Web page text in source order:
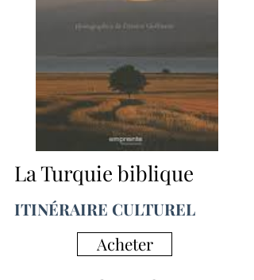
La Turquie biblique
ITINÉRAIRE CULTUREL
Acheter